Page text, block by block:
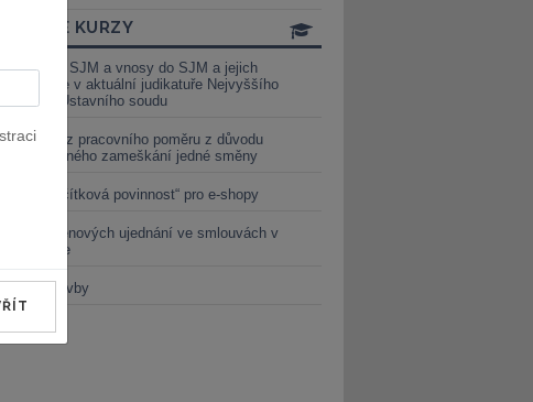
ONLINE KURZY
Vnosy ze SJM a vnosy do SJM a jejich
valorizace v aktuální judikatuře Nejvyššího
soudu a Ústavního soudu
Výpověď z pracovního poměru z důvodu
neomluveného zameškání jedné směny
Nová „tlačítková povinnost“ pro e-shopy
Změna cenových ujednání ve smlouvách v
energetice
Černé stavby